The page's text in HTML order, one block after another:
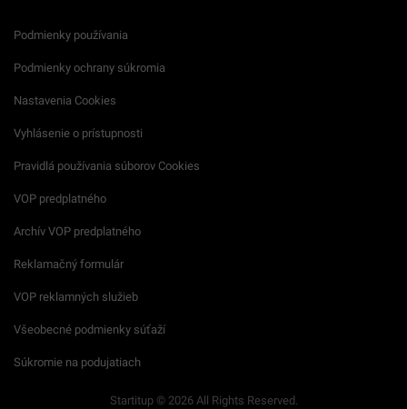
Podmienky používania
Podmienky ochrany súkromia
Nastavenia Cookies
Vyhlásenie o prístupnosti
Pravidlá používania súborov Cookies
VOP predplatného
Archív VOP predplatného
Reklamačný formulár
VOP reklamných služieb
Všeobecné podmienky súťaží
Súkromie na podujatiach
Startitup © 2026 All Rights Reserved.